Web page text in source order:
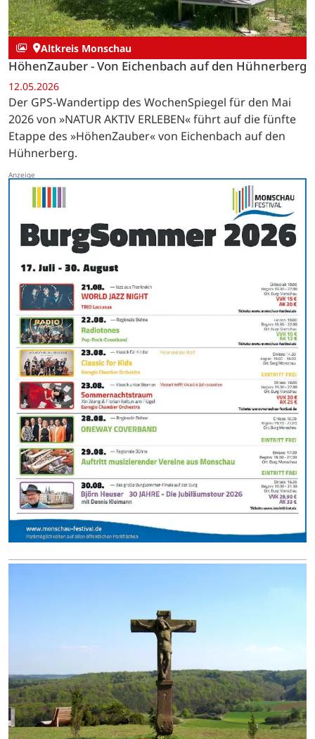
Altkreis Monschau
HöhenZauber - Von Eichenbach auf den Hühnerberg
12.05.2026
Der GPS-Wandertipp des WochenSpiegel für den Mai
2026 von »NATUR AKTIV ERLEBEN« führt auf die fünfte
Etappe des »HöhenZauber« von Eichenbach auf den
Hühnerberg.